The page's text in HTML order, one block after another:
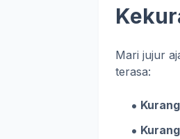
Mari jujur
terasa: